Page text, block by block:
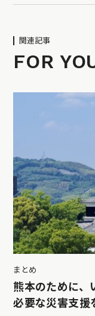
関連記事
FOR
まとめ
熊本のために、
必要な災害支援